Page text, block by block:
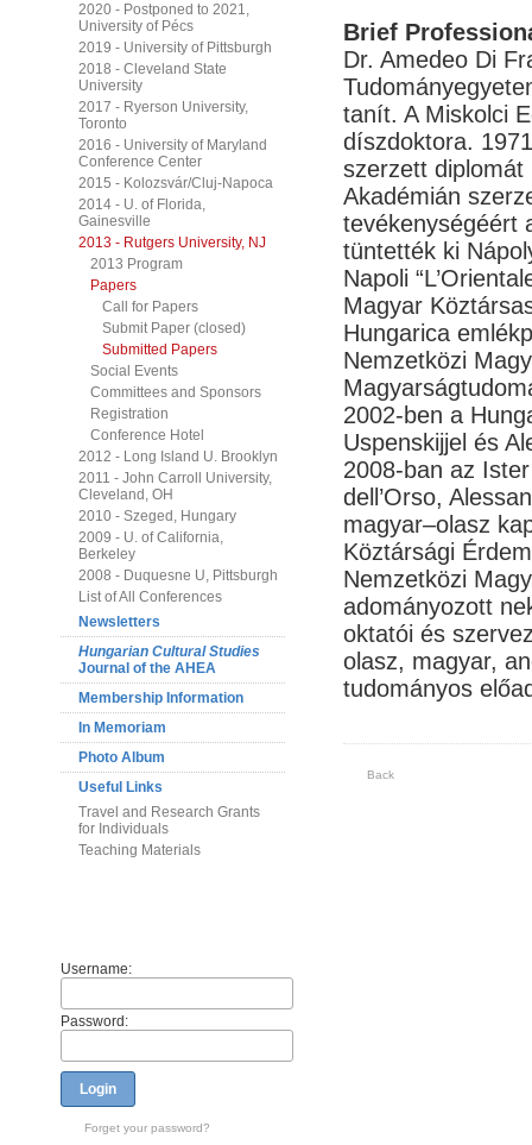
2020 - Postponed to 2021,
University of Pécs
2019 - University of Pittsburgh
2018 - Cleveland State
University
2017 - Ryerson University,
Toronto
2016 - University of Maryland
Conference Center
2015 - Kolozsvár/Cluj-Napoca
2014 - U. of Florida,
Gainesville
2013 - Rutgers University, NJ
2013 Program
Papers
Call for Papers
Submit Paper (closed)
Submitted Papers
Social Events
Committees and Sponsors
Registration
Conference Hotel
2012 - Long Island U. Brooklyn
2011 - John Carroll University,
Cleveland, OH
2010 - Szeged, Hungary
2009 - U. of California,
Berkeley
2008 - Duquesne U, Pittsburgh
List of All Conferences
Newsletters
Hungarian Cultural Studies
Journal of the AHEA
Membership Information
In Memoriam
Photo Album
Useful Links
Travel and Research Grants
for Individuals
Teaching Materials
Username:
Password:
Login
Forget your password?
Brief
Dr. Amedeo Di
tanít. A Miskolci
díszdoktora.
szerzett diplomát
Akadémián
tevékenységéért
tüntették ki
Napoli
Magyar
Hungarica
Nemzetközi
2002-ben a
Uspenskijjel és
2008-ban az
dell’Orso,
magyar–olasz
Köztársági
Nemzetközi
adományozott
oktatói és
olasz, magyar,
tudományos
Back